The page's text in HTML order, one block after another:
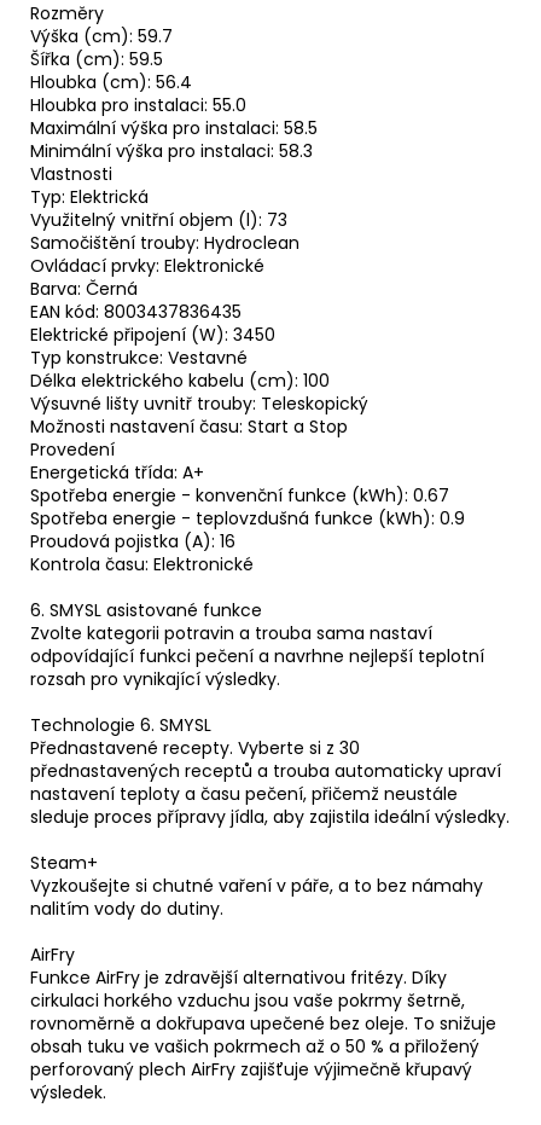
Rozměry
Výška (cm): 59.7
Šířka (cm): 59.5
Hloubka (cm): 56.4
Hloubka pro instalaci: 55.0
Maximální výška pro instalaci: 58.5
Minimální výška pro instalaci: 58.3
Vlastnosti
Typ: Elektrická
Využitelný vnitřní objem (l): 73
Samočištění trouby: Hydroclean
Ovládací prvky: Elektronické
Barva: Černá
EAN kód: 8003437836435
Elektrické připojení (W): 3450
Typ konstrukce: Vestavné
Délka elektrického kabelu (cm): 100
Výsuvné lišty uvnitř trouby: Teleskopický
Možnosti nastavení času: Start a Stop
Provedení
Energetická třída: A+
Spotřeba energie - konvenční funkce (kWh): 0.67
Spotřeba energie - teplovzdušná funkce (kWh): 0.9
Proudová pojistka (A): 16
Kontrola času: Elektronické
6. SMYSL asistované funkce
Zvolte kategorii potravin a trouba sama nastaví
odpovídající funkci pečení a navrhne nejlepší teplotní
rozsah pro vynikající výsledky.
Technologie 6. SMYSL
Přednastavené recepty. Vyberte si z 30
přednastavených receptů a trouba automaticky upraví
nastavení teploty a času pečení, přičemž neustále
sleduje proces přípravy jídla, aby zajistila ideální výsledky.
Steam+
Vyzkoušejte si chutné vaření v páře, a to bez námahy
nalitím vody do dutiny.
AirFry
Funkce AirFry je zdravější alternativou fritézy. Díky
cirkulaci horkého vzduchu jsou vaše pokrmy šetrně,
rovnoměrně a dokřupava upečené bez oleje. To snižuje
obsah tuku ve vašich pokrmech až o 50 % a přiložený
perforovaný plech AirFry zajišťuje výjimečně křupavý
výsledek.